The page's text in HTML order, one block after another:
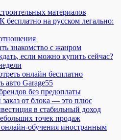
материалов
бесплатно на русском легально:
знакомство с жанром
если можно купить сейчас?
онлайн бесплатно
авто Garage55
без предоплаты
от блока — это плюс
в стабильный доход
точек продаж
обучения иностранным